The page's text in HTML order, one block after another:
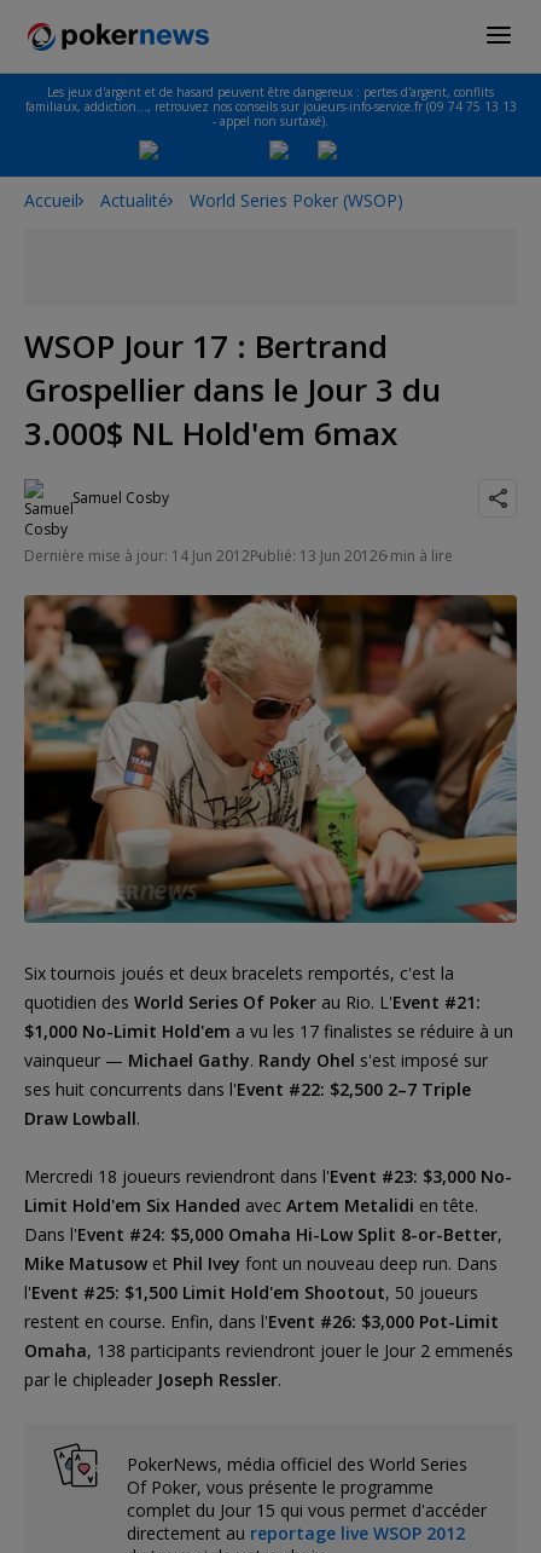
Les jeux d'argent et de hasard peuvent être dangereux : pertes d'argent, conflits
familiaux, addiction…, retrouvez nos conseils sur joueurs-info-service.fr (09 74 75 13 13
- appel non surtaxé).
Accueil Actualité World Series Poker (WSOP)
WSOP Jour 17 : Bertrand
Grospellier dans le Jour 3 du
3.000$ NL Hold'em 6max
Samuel Cosby
Dernière mise à jour: 14 Jun 2012Publié: 13 Jun 20126 min à lire
Six tournois joués et deux bracelets remportés, c'est la
quotidien des World Series Of Poker au Rio. L'Event #21:
$1,000 No-Limit Hold'em a vu les 17 finalistes se réduire à un
vainqueur — Michael Gathy. Randy Ohel s'est imposé sur
ses huit concurrents dans l'Event #22: $2,500 2–7 Triple
Draw Lowball.
Mercredi 18 joueurs reviendront dans l'Event #23: $3,000 No-
Limit Hold'em Six Handed avec Artem Metalidi en tête.
Dans l'Event #24: $5,000 Omaha Hi-Low Split 8-or-Better,
Mike Matusow et Phil Ivey font un nouveau deep run. Dans
l'Event #25: $1,500 Limit Hold'em Shootout, 50 joueurs
restent en course. Enfin, dans l'Event #26: $3,000 Pot-Limit
Omaha, 138 participants reviendront jouer le Jour 2 emmenés
par le chipleader Joseph Ressler.
PokerNews, média officiel des World Series
Of Poker, vous présente le programme
complet du Jour 15 qui vous permet d'accéder
directement au reportage live WSOP 2012